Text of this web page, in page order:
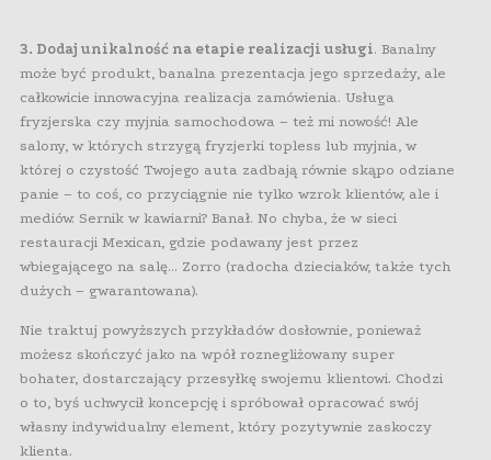
3. Dodaj unikalność na etapie realizacji usługi. Banalny
może być produkt, banalna prezentacja jego sprzedaży, ale
całkowicie innowacyjna realizacja zamówienia. Usługa
fryzjerska czy myjnia samochodowa – też mi nowość! Ale
salony, w których strzygą fryzjerki topless lub myjnia, w
której o czystość Twojego auta zadbają równie skąpo odziane
panie – to coś, co przyciągnie nie tylko wzrok klientów, ale i
mediów. Sernik w kawiarni? Banał. No chyba, że w sieci
restauracji Mexican, gdzie podawany jest przez
wbiegającego na salę… Zorro (radocha dzieciaków, także tych
dużych – gwarantowana).
Nie traktuj powyższych przykładów dosłownie, ponieważ
możesz skończyć jako na wpół roznegliżowany super
bohater, dostarczający przesyłkę swojemu klientowi. Chodzi
o to, byś uchwycił koncepcję i spróbował opracować swój
własny indywidualny element, który pozytywnie zaskoczy
klienta.